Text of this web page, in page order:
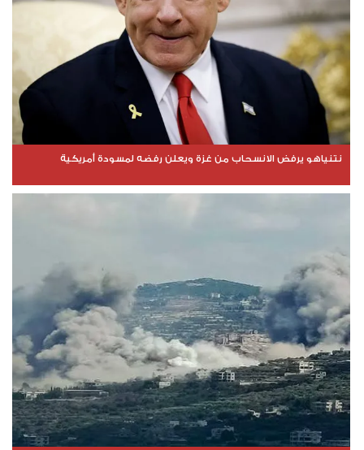
نتنياهو يرفض الانسحاب من غزة ويعلن رفضه لمسودة أمريكية